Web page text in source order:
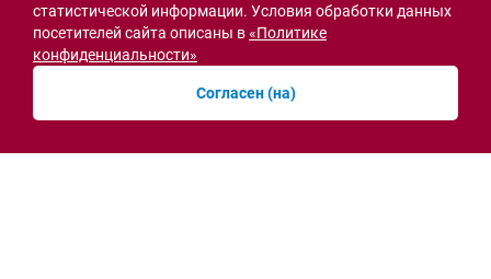
Острая ситуация
статистической информации. Условия обработки данных
посетителей сайта описаны в«Политике
конфиденциальности»
Согласен (на)